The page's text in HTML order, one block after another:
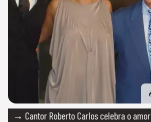
→ Cantor Roberto Carlos celebra o amor